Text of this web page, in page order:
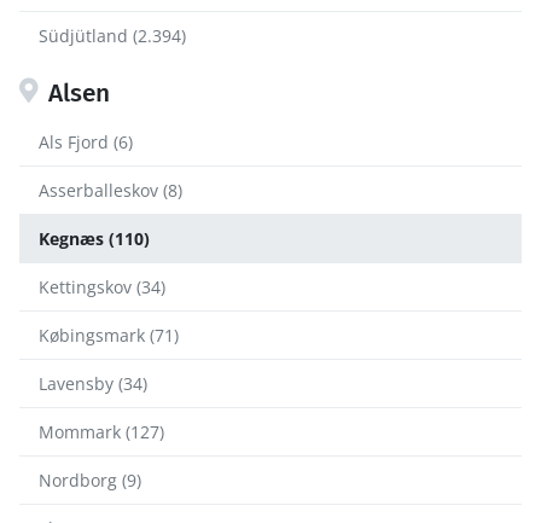
Südjütland (2.394)
Alsen
Als Fjord (6)
Asserballeskov (8)
Kegnæs (110)
Kettingskov (34)
Købingsmark (71)
Lavensby (34)
Mommark (127)
Nordborg (9)